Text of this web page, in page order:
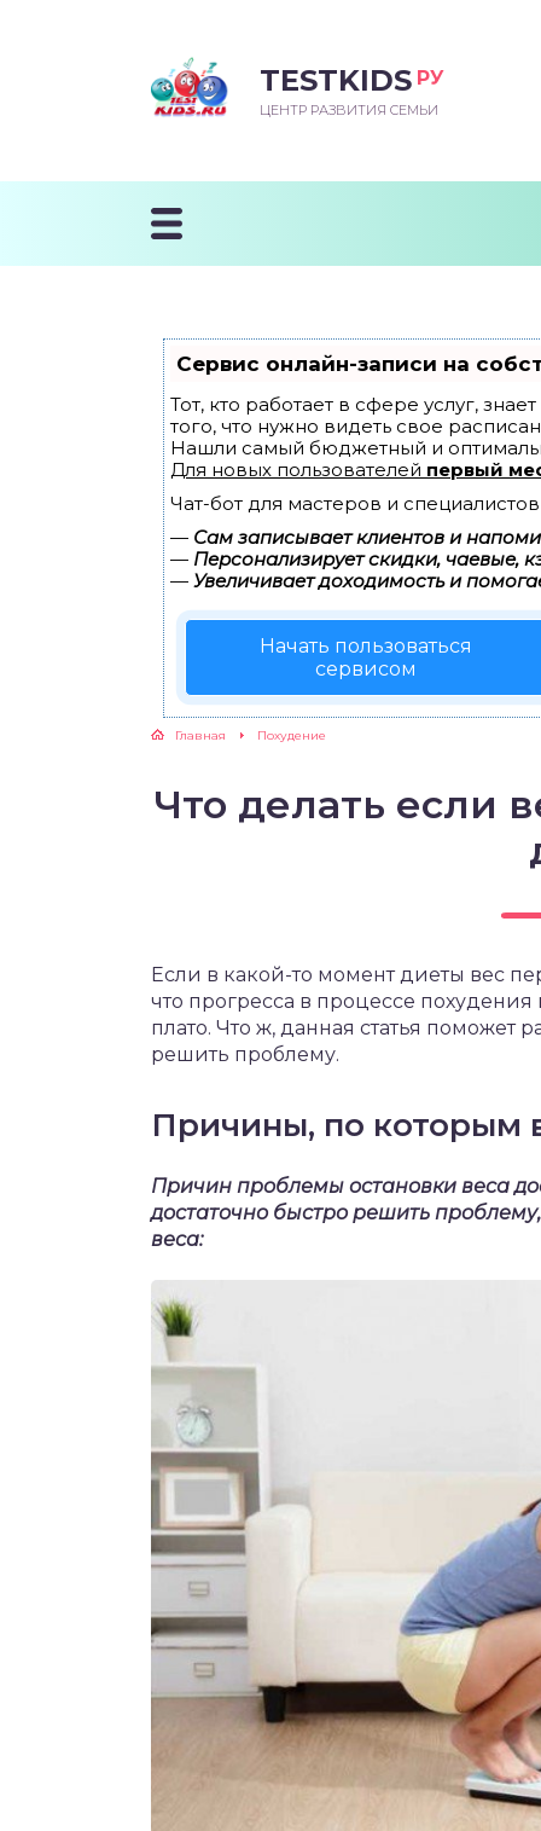
TESTKIDS РУ
ЦЕНТР РАЗВИТИЯ СЕМЬИ
Сервис онлайн-записи на
Тот, кто работает в сфере услуг,
того, что нужно видеть свое
Нашли самый бюджетный и
Для новых пользователей первый
Чат-бот для мастеров и
— Сам записывает клиентов и
— Персонализирует скидки, чаевые,
— Увеличивает доходимость и
Начать пользоваться
сервисом
Главная Похудение
Что делать если
Если в какой-то момент диеты вес
что прогресса в процессе
плато. Что ж, данная статья поможет
решить проблему.
Причины, по которым
Причин проблемы остановки веса
достаточно быстро решить
веса:
МЕСЯЦ
ПЕРВОГО
УЧИТСЯ
ПОСЛЕ ГОДА
К ШКОЛЕ
ДОШКОЛЬНИКА
ШКОЛА
ШКОЛЬНИКА
ШКОЛЬНИКА